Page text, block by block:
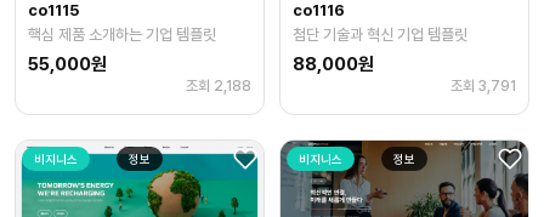
co1115
핵심 제품 소개하는 기업 템플릿
55,000원
조회 2,188
co1116
첨단 기술과 혁신 기업 템플릿
88,000원
조회 3,791
정보
비지니스 정보
비지니스